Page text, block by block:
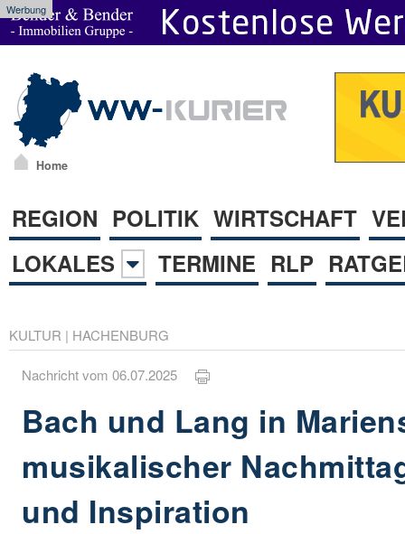
Werbung
Home
REGION POLITIK WIRTSCHAFT
LOKALES
TERMINE RLP
KULTUR | HACHENBURG
Nachricht vom 06.07.2025
Bach und Lang in
musikalischer
und Inspiration